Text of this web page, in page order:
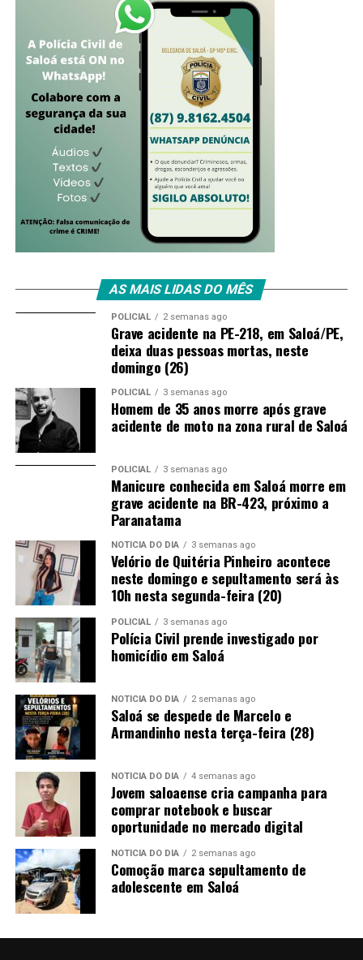
AS MAIS LIDAS DO MÊS
POLICIAL 2 semanas ago
Grave acidente na PE-218, em Saloá/PE,
deixa duas pessoas mortas, neste
domingo (26)
POLICIAL 3 semanas ago
Homem de 35 anos morre após grave
acidente de moto na zona rural de Saloá
POLICIAL 3 semanas ago
Manicure conhecida em Saloá morre em
grave acidente na BR-423, próximo a
Paranatama
NOTÍCIA DO DIA 3 semanas ago
Velório de Quitéria Pinheiro acontece
neste domingo e sepultamento será às
10h nesta segunda-feira (20)
POLICIAL 3 semanas ago
Polícia Civil prende investigado por
homicídio em Saloá
NOTÍCIA DO DIA 2 semanas ago
Saloá se despede de Marcelo e
Armandinho nesta terça-feira (28)
NOTÍCIA DO DIA 4 semanas ago
Jovem saloaense cria campanha para
comprar notebook e buscar
oportunidade no mercado digital
NOTÍCIA DO DIA 2 semanas ago
Comoção marca sepultamento de
adolescente em Saloá